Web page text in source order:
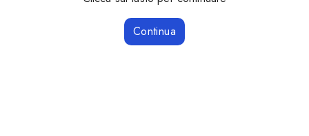
Continua